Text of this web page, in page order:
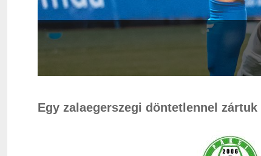
Egy zalaegerszegi döntetlennel zártuk